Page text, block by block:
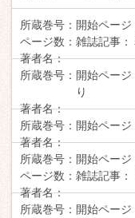
所蔵巻号： 開始ページ
ページ数： 雑誌記事：
著者名：
所蔵巻号： 開始ページ
り
著者名：
所蔵巻号： 開始ページ
著者名：
所蔵巻号： 開始ページ
ページ数： 雑誌記事：
著者名：
所蔵巻号： 開始ページ